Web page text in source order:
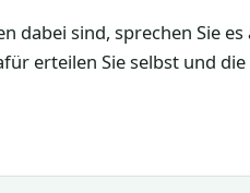
dabei sind, sprechen Sie
erteilen Sie selbst und